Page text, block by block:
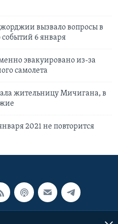
вызвало вопросы в
6 января
эвакуировано из-за
самолета
жительницу Мичигана, в
2021 не повторится